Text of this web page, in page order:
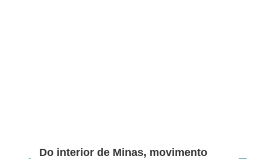
Do interior de Minas, movimento